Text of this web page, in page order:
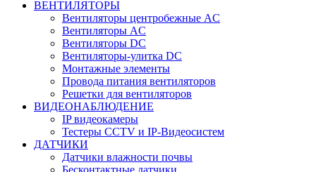
ВЕНТИЛЯТОРЫ
Вентиляторы центробежные AC
Вентиляторы AC
Вентиляторы DC
Вентиляторы-улитка DC
Монтажные элементы
Провода питания вентиляторов
Решетки для вентиляторов
ВИДЕОНАБЛЮДЕНИЕ
IP видеокамеры
Тестеры CCTV и IP-Видеосистем
ДАТЧИКИ
Датчики влажности почвы
Бесконтактные датчики